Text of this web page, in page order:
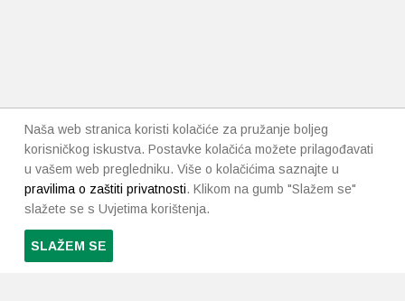
Naša web stranica koristi kolačiće za pružanje boljeg
korisničkog iskustva. Postavke kolačića možete prilagođavati
u vašem web pregledniku. Više o kolačićima saznajte u
pravilima o zaštiti privatnosti. Klikom na gumb "Slažem se"
slažete se s Uvjetima korištenja.
SLAŽEM SE